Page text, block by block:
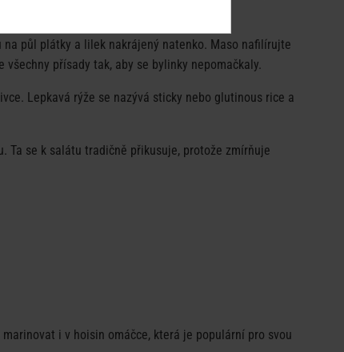
půl plátky a lilek nakrájený natenko. Maso nafilírujte
přísady tak, aby se bylinky nepomačkaly.
Lepkavá rýže se nazývá sticky nebo glutinous rice a
Ta se k salátu tradičně přikusuje, protože zmírňuje
i v hoisin omáčce, která je populární pro svou